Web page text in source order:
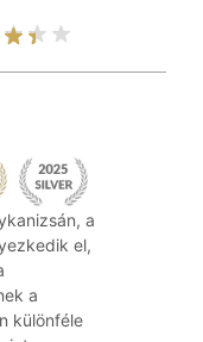
a
el,
a
különféle